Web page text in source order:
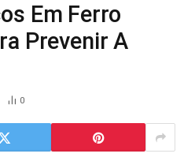
Em Ferro
Prevenir A
0